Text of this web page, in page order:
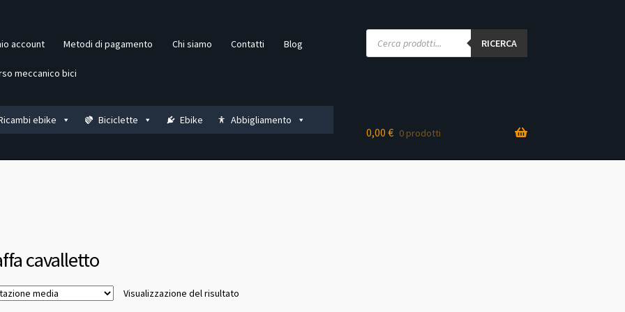
account Metodi di pagamento Chi siamo Contatti Blog
meccanico bici
Products
search RICERCA
ebike Biciclette Ebike Abbigliamento
0,00 € 0 prodotti
cavalletto
Visualizzazione del risultato